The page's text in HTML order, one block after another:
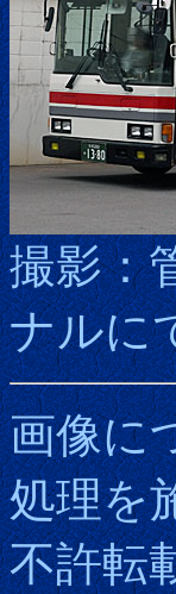
撮影：
ナルに
画像に
処理を
不許転